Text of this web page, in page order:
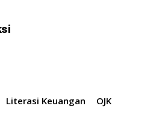
Literasi Keuangan
OJK